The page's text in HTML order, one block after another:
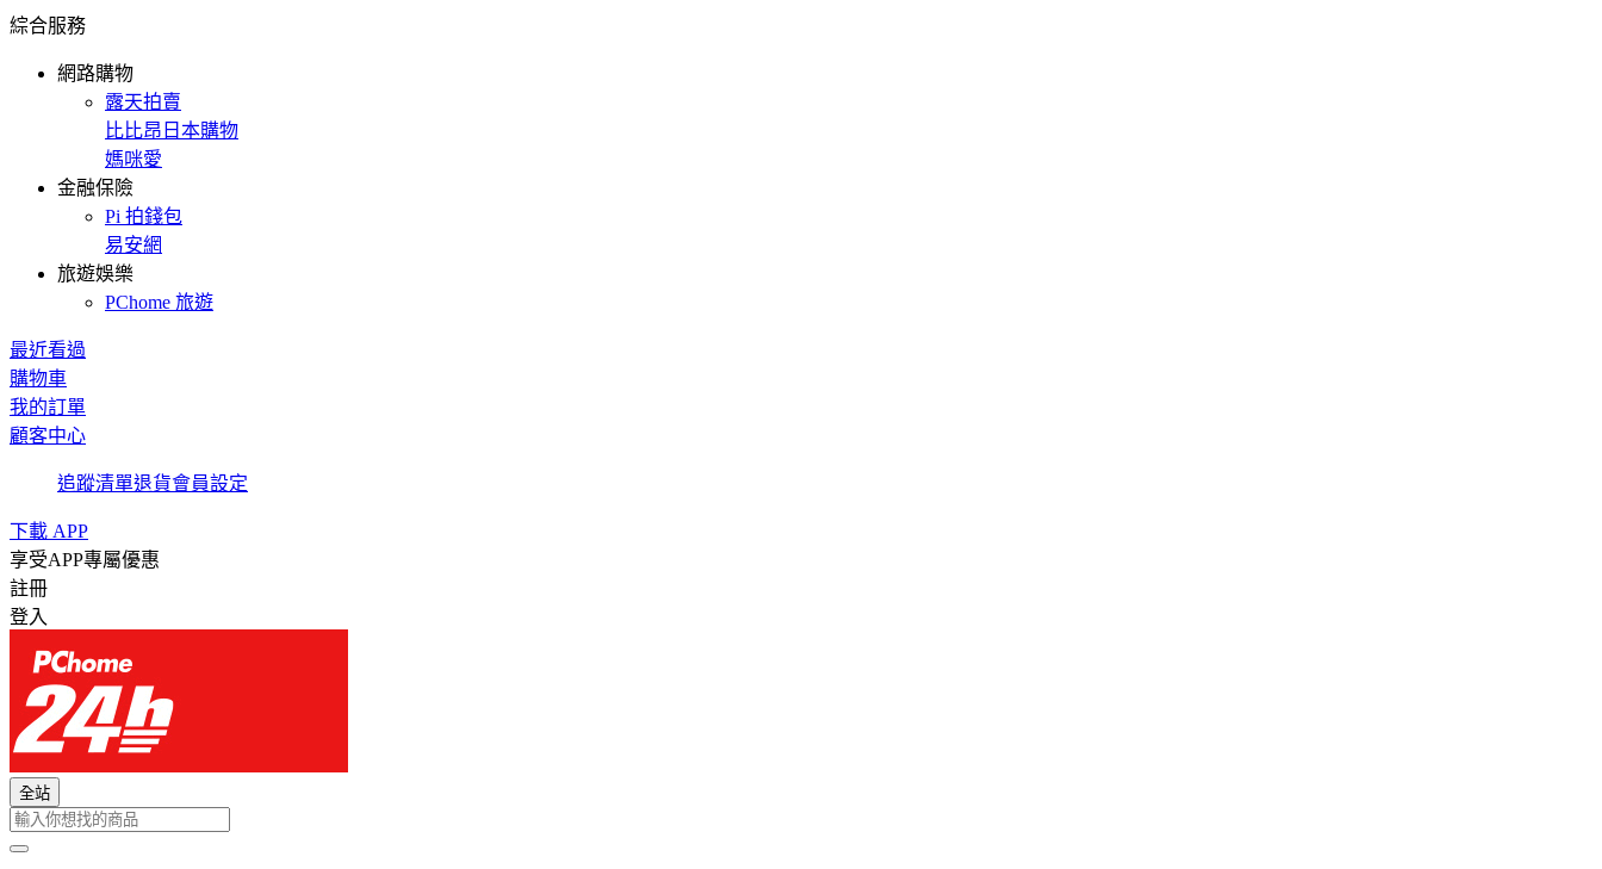
綜合服務
網路購物
露天拍賣
比比昂日本購物
媽咪愛
金融保險
Pi 拍錢包
易安網
旅遊娛樂
PChome 旅遊
最近看過
購物車
我的訂單
顧客中心
追蹤清單退貨會員設定
下載 APP
享受APP專屬優惠
註冊
登入
全站